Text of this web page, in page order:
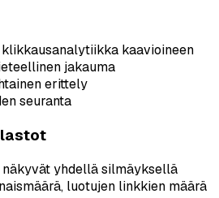
kaavioineen
jakauma
erittely
seuranta
yhdellä silmäyksellä
luotujen linkkien määrä